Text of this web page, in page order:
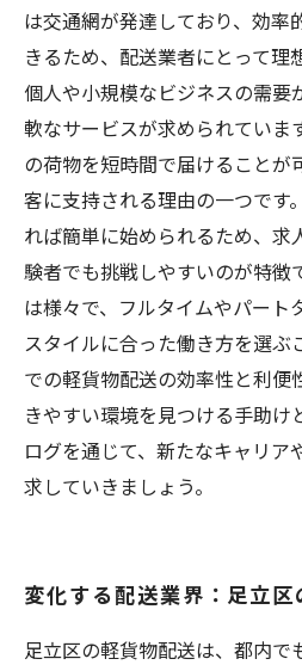
は交通網が発達しており、効率
きるため、配送業者にとって理
個人や小規模なビジネスの需要
軟なサービスが求められていま
の荷物を短時間で届けることが
客に支持される理由の一つです
れば簡単に始められるため、求
験者でも挑戦しやすいのが特徴
は様々で、フルタイムやパート
スタイルに合った働き方を選ぶ
での軽貨物配送の効率性と利便
きやすい環境を見つける手助け
ログを通じて、新たなキャリア
求していきましょう。
変化する配送業界：足立
足立区の軽貨物配送は、都内で